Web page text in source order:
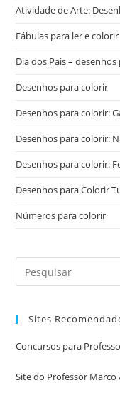
Atividade de Arte:
Fábulas para ler e colorir
Dia dos Pais –
Desenhos para colorir
Desenhos para colorir:
Desenhos para colorir:
Desenhos para colorir:
Desenhos para Colorir
Números para colorir
Sites
Concursos para
Site do Professor